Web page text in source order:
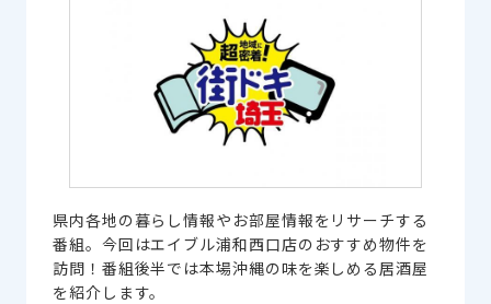
県内各地の暮らし情報やお部屋情報をリサーチする
番組。今回はエイブル浦和西口店のおすすめ物件を
訪問！番組後半では本場沖縄の味を楽しめる居酒屋
を紹介します。